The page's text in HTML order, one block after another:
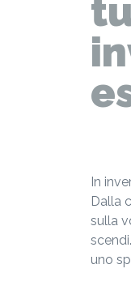
In
Dalla
sulla
uno